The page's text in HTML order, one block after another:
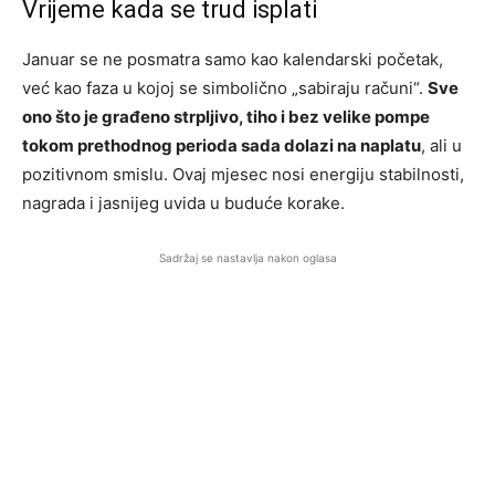
Vrijeme kada se trud isplati
Januar se ne posmatra samo kao kalendarski početak,
već kao faza u kojoj se simbolično „sabiraju računi“. Sve
ono što je građeno strpljivo, tiho i bez velike pompe
tokom prethodnog perioda sada dolazi na naplatu, ali u
pozitivnom smislu. Ovaj mjesec nosi energiju stabilnosti,
nagrada i jasnijeg uvida u buduće korake.
Sadržaj se nastavlja nakon oglasa